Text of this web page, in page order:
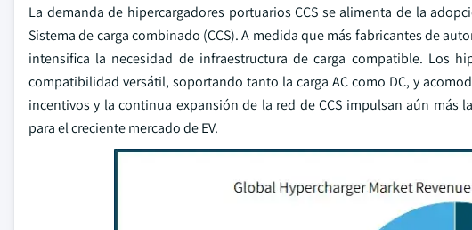
La demanda de hipercargadores portuarios CCS se alimenta de la
Sistema de carga combinado (CCS). A medida que más fabricantes de
intensifica la necesidad de infraestructura de carga compatible. Los
compatibilidad versátil, soportando tanto la carga AC como DC, y
incentivos y la continua expansión de la red de CCS impulsan aún más
para el creciente mercado de EV.